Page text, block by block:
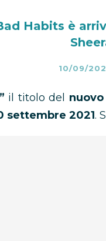
Habits è
10/09/
il titolo del
settembre 2021.